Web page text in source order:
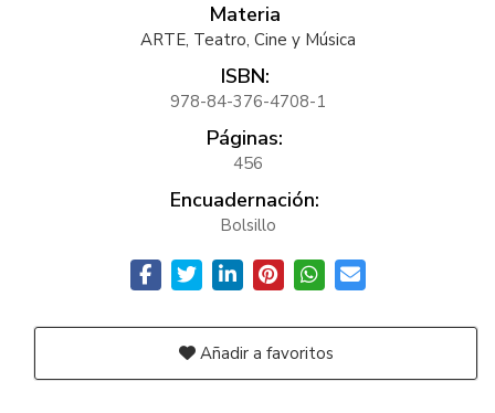
Materia
ARTE, Teatro, Cine y Música
ISBN:
978-84-376-4708-1
Páginas:
456
Encuadernación:
Bolsillo
Añadir a favoritos